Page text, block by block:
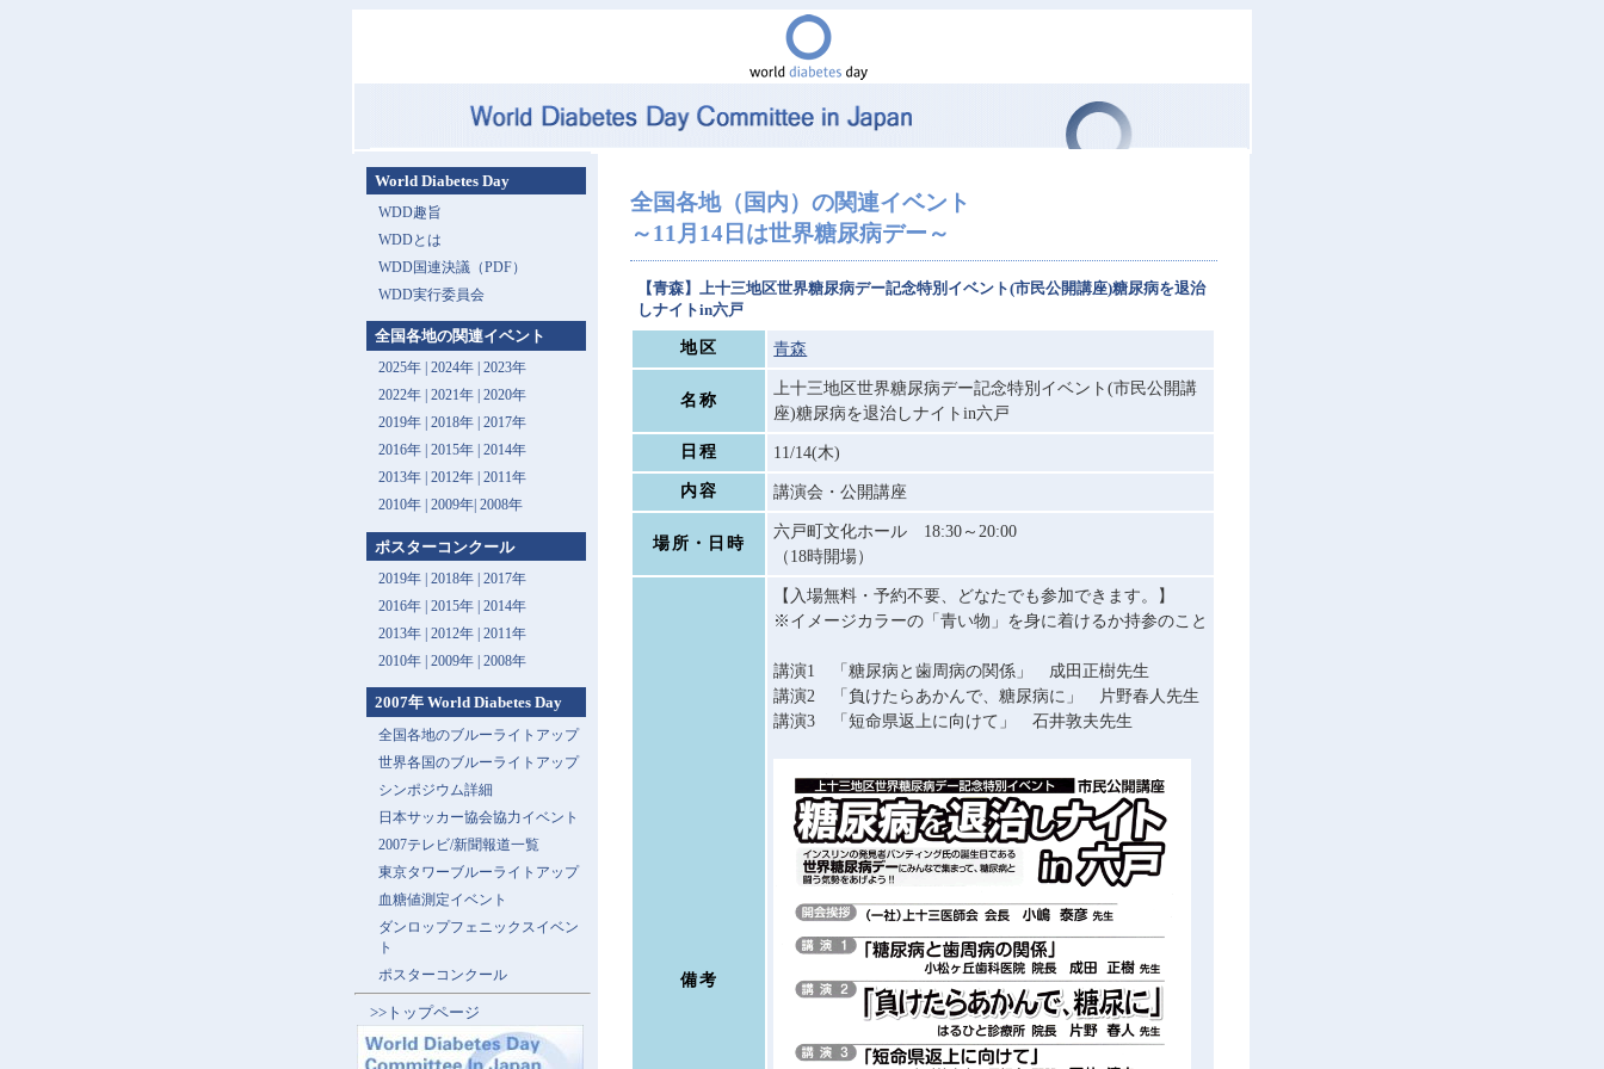
全国各地（国内）の関連イベント
～11月14日は世界糖尿病デー～
【青森】上十三地区世界糖尿病デー記念特別イベント(市民公開講座)糖尿病を退治
しナイトin六戸
地区 青森
名称
上十三地区世界糖尿病デー記念特別イベント(市民公開講
座)糖尿病を退治しナイトin六戸
日程 11/14(木)
内容 講演会・公開講座
場所・日時
六戸町文化ホール 18:30～20:00
（18時開場）
備考
【入場無料・予約不要、どなたでも参加できます。】
※イメージカラーの「青い物」を身に着けるか持参のこと
講演1 「糖尿病と歯周病の関係」 成田正樹先生
講演2 「負けたらあかんで、糖尿病に」 片野春人先生
講演3 「短命県返上に向けて」 石井敦夫先生
World Diabetes Day
WDD趣旨
WDDとは
WDD国連決議（PDF）
WDD実行委員会
全国各地の関連イベント
2025年| 2024年| 2023年
2022年| 2021年| 2020年
2019年| 2018年| 2017年
2016年| 2015年| 2014年
2013年 | 2012年| 2011年
2010年| 2009年| 2008年
ポスターコンクール
2019年 | 2018年 | 2017年
2016年 | 2015年 | 2014年
2013年 | 2012年 | 2011年
2010年 | 2009年 | 2008年
2007年 World Diabetes Day
全国各地のブルーライトアップ
世界各国のブルーライトアップ
シンポジウム詳細
日本サッカー協会協力イベント
2007テレビ/新聞報道一覧
東京タワーブルーライトアップ
血糖値測定イベント
ダンロップフェニックスイベン
ト
ポスターコンクール
>>トップページ